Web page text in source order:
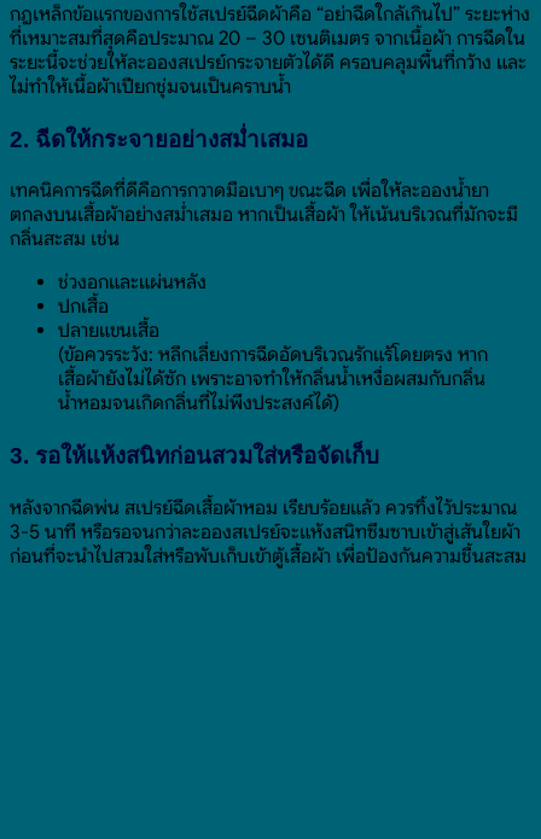
กฎเหล็กข้อแรกของการใช้สเปรย์ฉีดผ้าคือ “อย่าฉีดใกล้เกินไป” ระยะห่าง
ที่เหมาะสมที่สุดคือประมาณ 20 – 30 เซนติเมตร จากเนื้อผ้า การฉีดใน
ระยะนี้จะช่วยให้ละอองสเปรย์กระจายตัวได้ดี ครอบคลุมพื้นที่กว้าง และ
ไม่ทำให้เนื้อผ้าเปียกชุ่มจนเป็นคราบน้ำ
2. ฉีดให้กระจายอย่างสม่ำเสมอ
เทคนิคการฉีดที่ดีคือการกวาดมือเบาๆ ขณะฉีด เพื่อให้ละอองน้ำยา
ตกลงบนเสื้อผ้าอย่างสม่ำเสมอ หากเป็นเสื้อผ้า ให้เน้นบริเวณที่มักจะมี
กลิ่นสะสม เช่น
ช่วงอกและแผ่นหลัง
ปกเสื้อ
ปลายแขนเสื้อ
(ข้อควรระวัง: หลีกเลี่ยงการฉีดอัดบริเวณรักแร้โดยตรง หาก
เสื้อผ้ายังไม่ได้ซัก เพราะอาจทำให้กลิ่นน้ำเหงื่อผสมกับกลิ่น
น้ำหอมจนเกิดกลิ่นที่ไม่พึงประสงค์ได้)
3. รอให้แห้งสนิทก่อนสวมใส่หรือจัดเก็บ
หลังจากฉีดพ่น สเปรย์ฉีดเสื้อผ้าหอม เรียบร้อยแล้ว ควรทิ้งไว้ประมาณ
3-5 นาที หรือรอจนกว่าละอองสเปรย์จะแห้งสนิทซึมซาบเข้าสู่เส้นใยผ้า
ก่อนที่จะนำไปสวมใส่หรือพับเก็บเข้าตู้เสื้อผ้า เพื่อป้องกันความชื้นสะสม